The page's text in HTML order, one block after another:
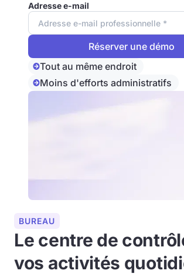
Adresse e-mail
Tout au même endroit
Moins d'efforts administratifs
BUREAU
Le centre de
vos activités